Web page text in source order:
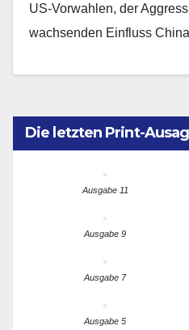
US-Vorwahlen, der
wachsenden Einfluss
Die letzten Print-
Ausgabe 11
Ausgabe 9
Ausgabe 7
Ausgabe 5